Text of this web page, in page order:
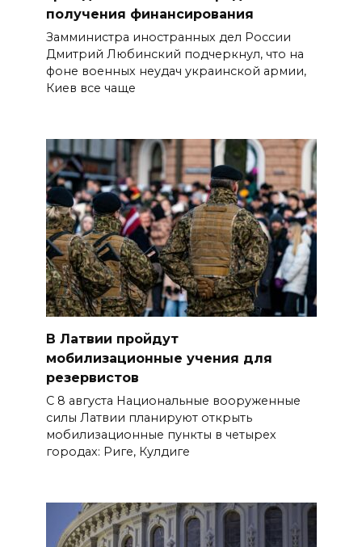
получения финансирования
Замминистра иностранных дел России
Дмитрий Любинский подчеркнул, что на
фоне военных неудач украинской армии,
Киев все чаще
В Латвии пройдут
мобилизационные учения для
резервистов
С 8 августа Национальные вооруженные
силы Латвии планируют открыть
мобилизационные пункты в четырех
городах: Риге, Кулдиге